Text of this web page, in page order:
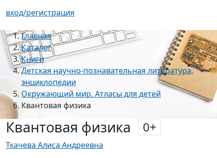
вход/регистрация
Главная
Каталог
Книги
Детская научно-познавательная литература,
энциклопедии
Окружающий мир. Атласы для детей
Квантовая физика
Квантовая физика 0+
Ткачева Алиса Андреевна